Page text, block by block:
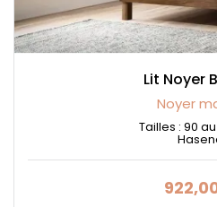
Lit Noyer
Noyer
Tailles : 90